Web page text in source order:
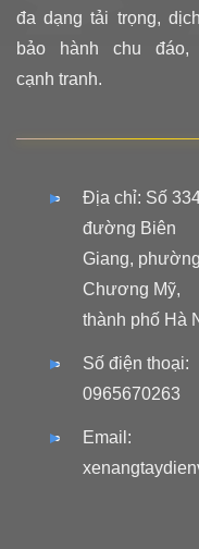
đa dạng tải trọng,
bảo hành chu đáo,
cạnh tranh.
Địa chỉ: Số
đường Biên
Giang, phường
Chương Mỹ,
thành phố Hà
Số điện thoại:
0965670263
Email: